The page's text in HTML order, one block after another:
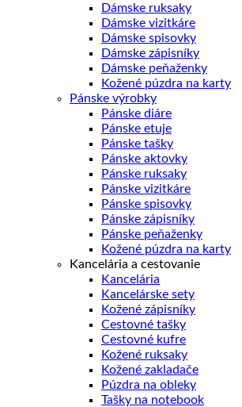
Dámske ruksaky
Dámske vizitkáre
Dámske spisovky
Dámske zápisníky
Dámske peňaženky
Kožené púzdra na karty
Pánske výrobky
Pánske diáre
Pánske etuje
Pánske tašky
Pánske aktovky
Pánske ruksaky
Pánske vizitkáre
Pánske spisovky
Pánske zápisníky
Pánske peňaženky
Kožené púzdra na karty
Kancelária a cestovanie
Kancelária
Kancelárske sety
Kožené zápisníky
Cestovné tašky
Cestovné kufre
Kožené ruksaky
Kožené zakladače
Púzdra na obleky
Tašky na notebook